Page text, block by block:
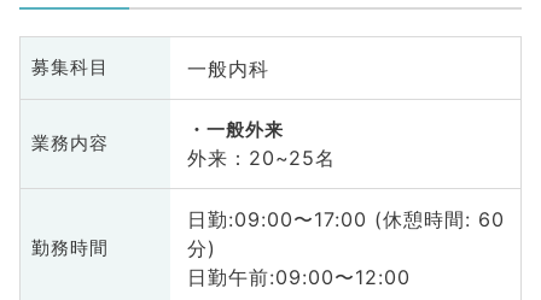
募集科目 一般内科
業務内容
一般外来
外来：20~25名
勤務時間
日勤:09:00〜17:00 (休憩時間: 60
分)
日勤午前:09:00〜12:00